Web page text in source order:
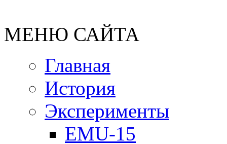
МЕНЮ САЙТА
Главная
История
Эксперименты
EMU-15